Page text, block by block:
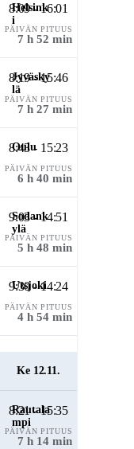
8:09 - 16:01
PÄIVÄN PITUUS
7 h 52 min
8:19 - 15:46
PÄIVÄN PITUUS
7 h 27 min
8:43 - 15:23
PÄIVÄN PITUUS
6 h 40 min
9:03 - 14:51
PÄIVÄN PITUUS
5 h 48 min
9:30 - 14:24
PÄIVÄN PITUUS
4 h 54 min
Ke 12.11.
8:21 - 15:35
PÄIVÄN PITUUS
7 h 14 min